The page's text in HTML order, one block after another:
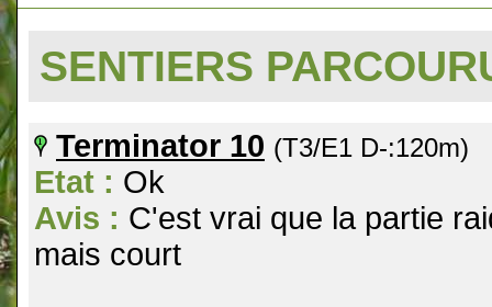
SENTIERS
Terminator 10 (T3/E1 D-:120m)
Etat : Ok
Avis : C'est vrai que la partie
mais court